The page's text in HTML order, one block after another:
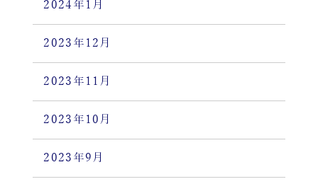
2024年1月
2023年12月
2023年11月
2023年10月
2023年9月